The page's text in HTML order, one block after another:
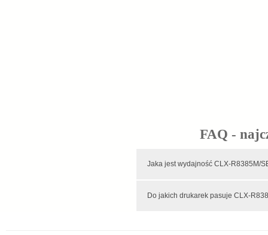
FAQ -
Jaka jest wydajność CLX-
Do jakich drukarek